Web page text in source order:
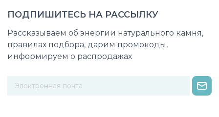
ПОДПИШИТЕСЬ НА РАССЫЛКУ
Рассказываем об энергии натурального камня,
правилах подбора, дарим промокоды,
информируем о распродажах